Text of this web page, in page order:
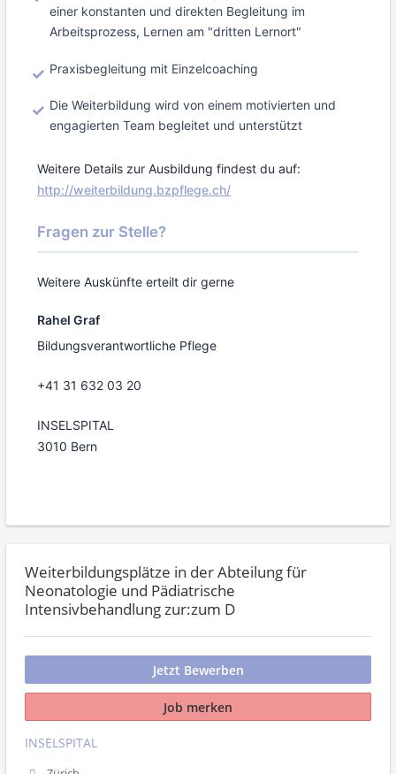
einer konstanten und direkten Begleitung im
Arbeitsprozess, Lernen am "dritten Lernort"
Praxisbegleitung mit Einzelcoaching
Die Weiterbildung wird von einem motivierten und
engagierten Team begleitet und unterstützt
Weitere Details zur Ausbildung findest du auf:
http://weiterbildung.bzpflege.ch/
Fragen zur Stelle?
Weitere Auskünfte erteilt dir gerne
Rahel Graf
Bildungsverantwortliche Pflege
+41 31 632 03 20
INSELSPITAL
3010 Bern
Weiterbildungsplätze in der Abteilung für
Neonatologie und Pädiatrische
Intensivbehandlung zur:zum D
Jetzt Bewerben
Job merken
INSELSPITAL